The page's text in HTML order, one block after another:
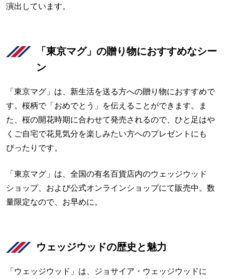
演出しています。
「東京マグ」の贈り物におすすめなシー
ン
「東京マグ」は、新生活を送る方への贈り物におすすめで
す。桜柄で「おめでとう」を伝えることができます。ま
た、桜の開花時期に合わせて発売されるので、ひと足はや
くご自宅で花見気分を楽しみたい方へのプレゼントにも
ぴったりです。
「東京マグ」は、全国の有名百貨店内のウェッジウッド
ショップ、および公式オンラインショップにて販売中。数
量限定なので、お早めに。
ウェッジウッドの歴史と魅力
「ウェッジウッド」は、ジョサイア・ウェッジウッドに